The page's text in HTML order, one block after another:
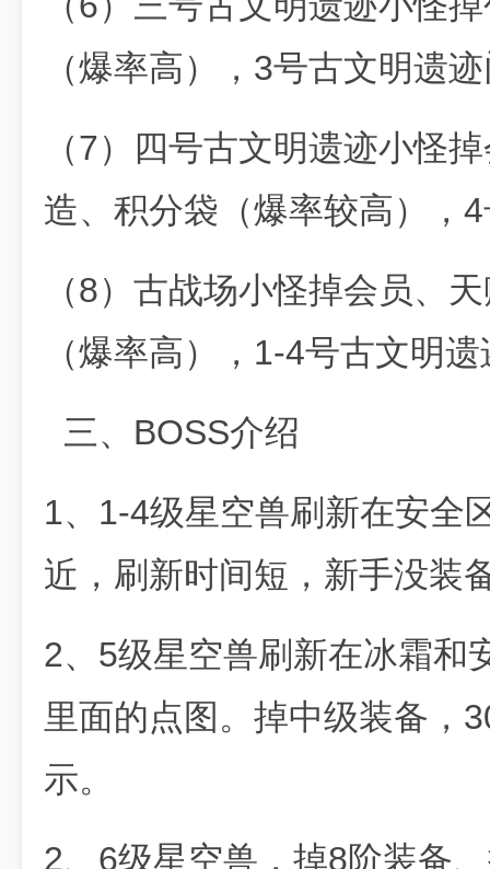
（爆率高），3号古文明遗
（7）四号古文明遗迹小怪
造、积分袋（爆率较高），
（8）古战场小怪掉会员、
（爆率高），1-4号古文明
三、BOSS介绍
1、1-4级星空兽刷新在安全
近，刷新时间短，新手没装
2、5级星空兽刷新在冰霜和
里面的点图。掉中级装备，
示。
2、6级星空兽，掉8阶装备